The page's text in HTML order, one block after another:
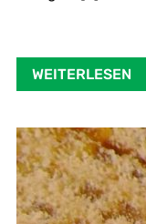
WEITERLESEN